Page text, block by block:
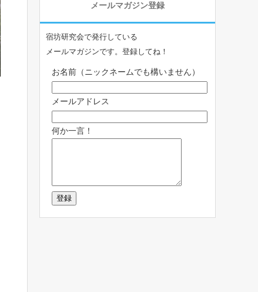
メールマガジン登録
宿坊研究会で発行している
メールマガジンです。登録してね！
お名前（ニックネームでも構いません）
メールアドレス
何か一言！